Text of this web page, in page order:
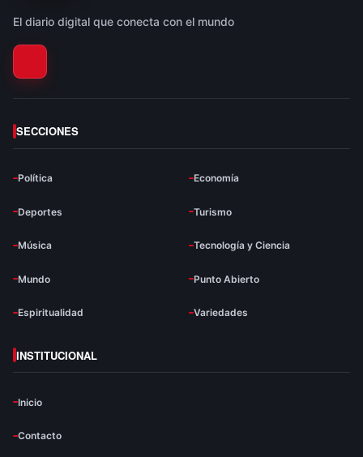
El diario digital que conecta con el mundo
SECCIONES
Política Economía
Deportes Turismo
Música Tecnología y Ciencia
Mundo Punto Abierto
Espiritualidad Variedades
INSTITUCIONAL
Inicio
Contacto